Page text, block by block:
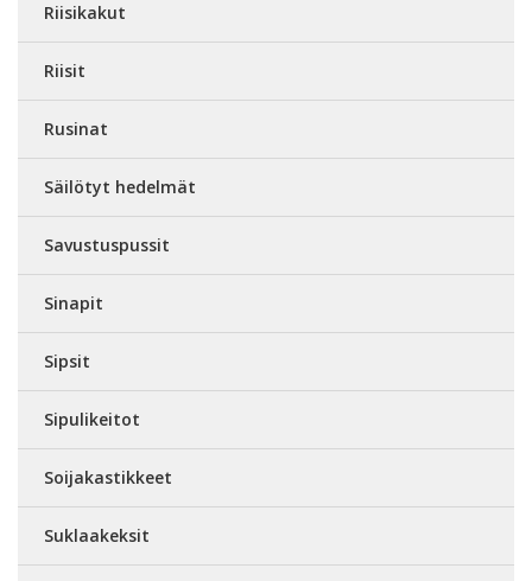
Riisikakut
Riisit
Rusinat
Säilötyt hedelmät
Savustuspussit
Sinapit
Sipsit
Sipulikeitot
Soijakastikkeet
Suklaakeksit